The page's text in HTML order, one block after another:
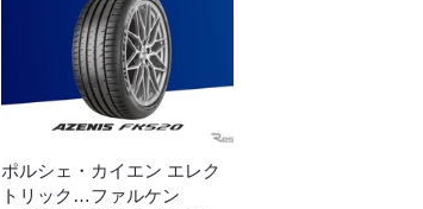
ポルシェ・カイエン エレク
トリック…ファルケン